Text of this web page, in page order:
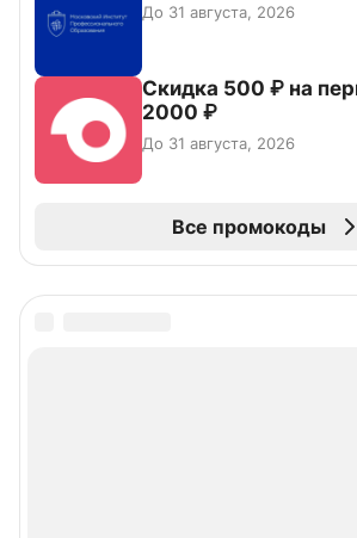
До 31 августа, 2026
Скидка 500 ₽ на
2000 ₽
До 31 августа, 2026
Все промокоды